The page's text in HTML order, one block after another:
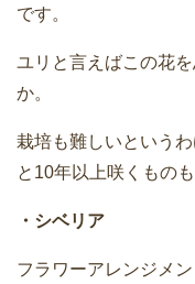
です。
ユリと言えばこの花
か。
栽培も難しいという
と10年以上咲くもの
・シベリア
フラワーアレンジメ